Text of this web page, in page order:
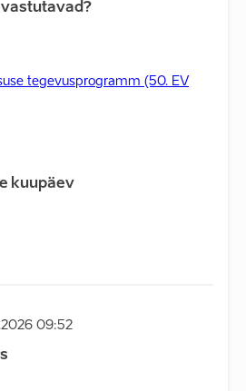
tegevusprogramm (50. EV
kuupäev
09:52